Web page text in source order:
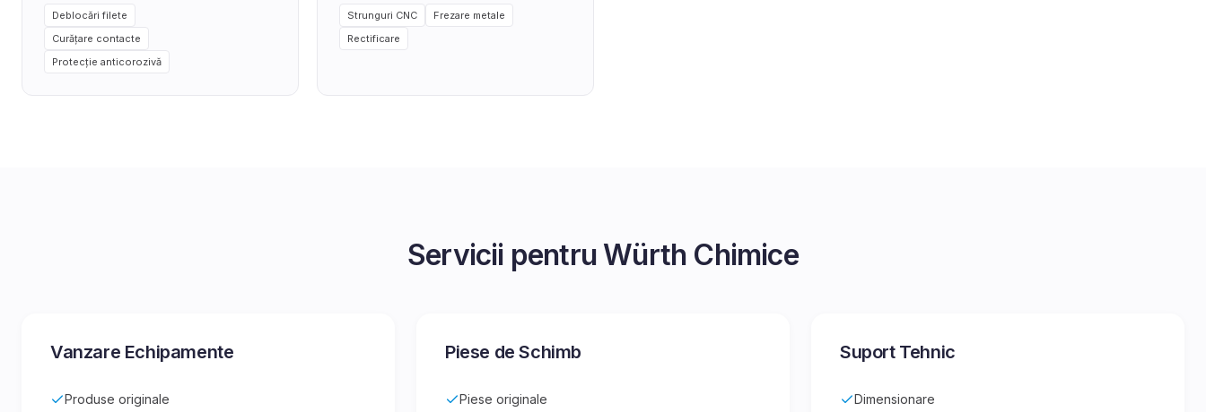
Deblocări filete
Curățare contacte
Protecție anticorozivă
Strunguri CNC
Frezare metale
Rectificare
Servicii pentru Würth Chimice
Vanzare Echipamente
Produse originale
Piese de Schimb
Piese originale
Suport Tehnic
Dimensionare